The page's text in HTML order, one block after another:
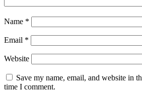
Name *
Email *
Website
Save my name, email, and website in
time I comment.